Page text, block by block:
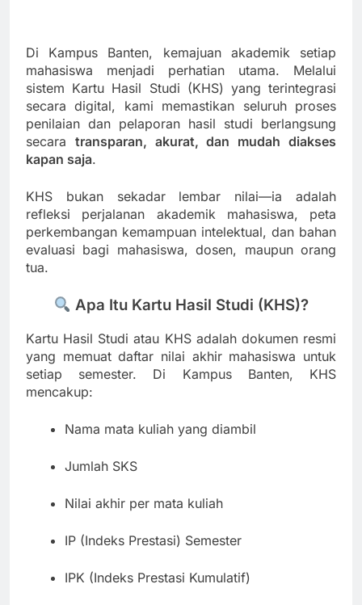
Di Kampus Banten, kemajuan akademik setiap
mahasiswa menjadi perhatian utama. Melalui
sistem Kartu Hasil Studi (KHS) yang terintegrasi
secara digital, kami memastikan seluruh proses
penilaian dan pelaporan hasil studi berlangsung
secara transparan, akurat, dan mudah diakses
kapan saja.
KHS bukan sekadar lembar nilai—ia adalah
refleksi perjalanan akademik mahasiswa, peta
perkembangan kemampuan intelektual, dan bahan
evaluasi bagi mahasiswa, dosen, maupun orang
tua.
Apa Itu Kartu Hasil Studi (KHS)?
Kartu Hasil Studi atau KHS adalah dokumen resmi
yang memuat daftar nilai akhir mahasiswa untuk
setiap semester. Di Kampus Banten, KHS
mencakup:
Nama mata kuliah yang diambil
Jumlah SKS
Nilai akhir per mata kuliah
IP (Indeks Prestasi) Semester
IPK (Indeks Prestasi Kumulatif)